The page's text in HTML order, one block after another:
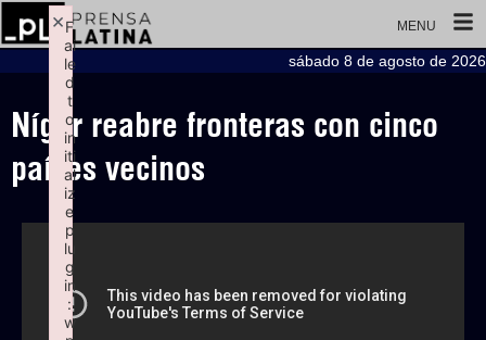
MENU
sábado 8 de agosto de 2026
Níger reabre fronteras con cinco
países vecinos
F
ai
le
d
t
o
in
iti
al
iz
e
p
lu
g
in
:
w
×